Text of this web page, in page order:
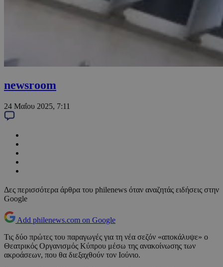
newsroom
24 Μαΐου 2025, 7:11
Δες περισσότερα άρθρα του philenews όταν αναζητάς ειδήσεις στην
Google
Add philenews.com on Google
Τις δύο πρώτες του παραγωγές για τη νέα σεζόν «αποκάλυψε» ο
Θεατρικός Οργανισμός Κύπρου μέσω της ανακοίνωσης των
ακροάσεων, που θα διεξαχθούν τον Ιούνιο.